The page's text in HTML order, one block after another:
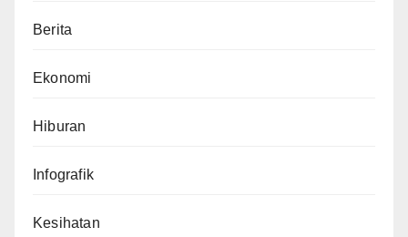
Berita
Ekonomi
Hiburan
Infografik
Kesihatan